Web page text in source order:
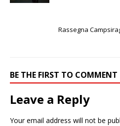
Rassegna
BE THE FIRST TO COMMENT
Leave a Reply
Your email address will not be